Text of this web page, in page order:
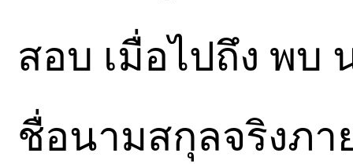
สอบ เมื่อไปถึง พบ
ชื่อนามสกุลจริงภา